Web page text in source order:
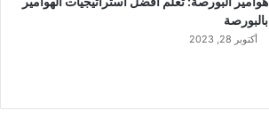
بالبورصة
أكتوبر 28, 2023